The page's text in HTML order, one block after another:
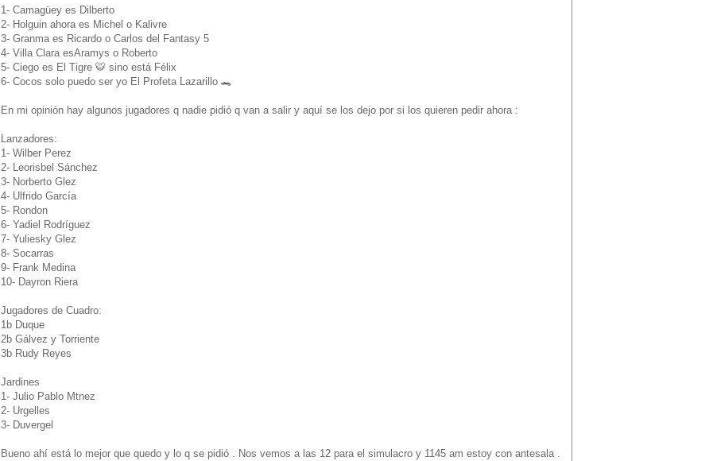
1- Camagüey es Dilberto
2- Holguin ahora es Michel o Kalivre
3- Granma es Ricardo o Carlos del Fantasy 5
4- Villa Clara esAramys o Roberto
5- Ciego es El Tigre 🐯 sino está Félix
6- Cocos solo puedo ser yo El Profeta Lazarillo 🐊
En mi opinión hay algunos jugadores q nadie pidió q van a salir y aquí se los dejo por si los quieren pedir ahora :
Lanzadores:
1- Wilber Perez
2- Leorisbel Sánchez
3- Norberto Glez
4- Ulfrido García
5- Rondon
6- Yadiel Rodríguez
7- Yuliesky Glez
8- Socarras
9- Frank Medina
10- Dayron Riera
Jugadores de Cuadro:
1b Duque
2b Gálvez y Torriente
3b Rudy Reyes
Jardines
1- Julio Pablo Mtnez
2- Urgelles
3- Duvergel
Bueno ahí está lo mejor que quedo y lo q se pidió . Nos vemos a las 12 para el simulacro y 1145 am estoy con antesala .